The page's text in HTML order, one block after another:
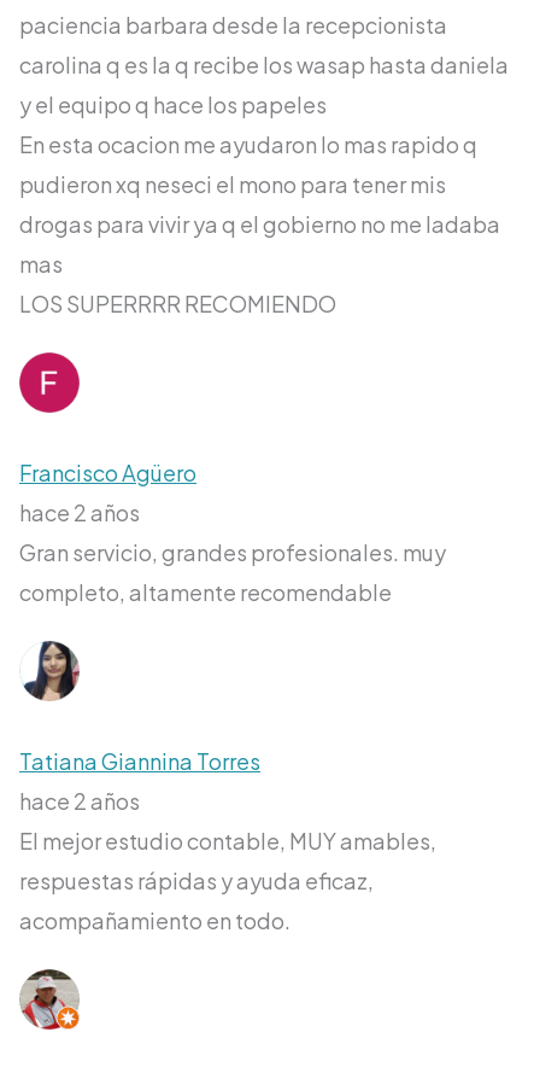
paciencia barbara desde la recepcionista
carolina q es la q recibe los wasap hasta daniela
y el equipo q hace los papeles
En esta ocacion me ayudaron lo mas rapido q
pudieron xq neseci el mono para tener mis
drogas para vivir ya q el gobierno no me ladaba
mas
LOS SUPERRRR RECOMIENDO
Francisco Agüero
hace 2 años
Gran servicio, grandes profesionales. muy
completo, altamente recomendable
Tatiana Giannina Torres
hace 2 años
El mejor estudio contable, MUY amables,
respuestas rápidas y ayuda eficaz,
acompañamiento en todo.